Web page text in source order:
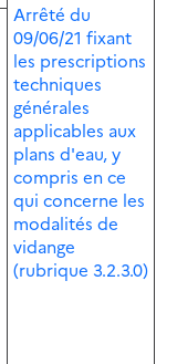
Arrêté du
09/06/21 fixant
les prescriptions
techniques
générales
applicables aux
plans d'eau, y
compris en ce
qui concerne les
modalités de
vidange
(rubrique 3.2.3.0)